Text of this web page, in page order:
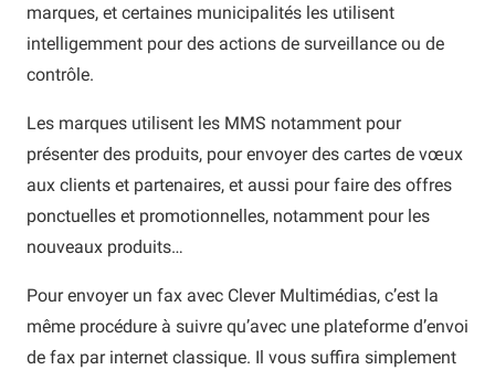
marques, et certaines municipalités les utilisent
intelligemment pour des actions de surveillance ou de
contrôle.
Les marques utilisent les MMS notamment pour
présenter des produits, pour envoyer des cartes de vœux
aux clients et partenaires, et aussi pour faire des offres
ponctuelles et promotionnelles, notamment pour les
nouveaux produits…
Pour envoyer un fax avec Clever Multimédias, c’est la
même procédure à suivre qu’avec une plateforme d’envoi
de fax par internet classique. Il vous suffira simplement